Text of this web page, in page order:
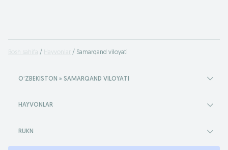
Bosh sahifa Hayvonlar Samarqand viloyati
OʻZBEKISTON » SAMARQAND VILOYATI
HAYVONLAR
RUKN